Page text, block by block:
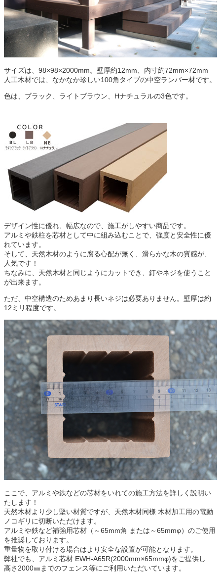
サイズは、 98×98×2000mm。壁厚約12mm、内寸約72mm×72mm
人工木材では、なかなか珍しい100角タイプの中空ランバー材です。
色は、ブラック、ライトブラウン、 Hナチュラルの3色です。
デザイン性に優れ、幅広なので、施工がしやすい商品です。
アルミや鉄柱を芯材として中に組み込むことで、強度と安全性に優
れています。
そして、 天然木材のように腐る心配が無く、滑らかな木の質感が、
人気です！
ちなみに、天然木材と同じようにカットでき、釘やネジを使うこと
が出来ます。
ただ、中空構造のためあまり長いネジは必要ありません。壁厚は約
12 ミリ程度です。
ここで、アルミや鉄などの芯材をいれての施工方法を詳しく説明い
たします！
天然木材より少し堅い材質ですが、天然木材同様 木材加工用の電動
ノコギリに切断いただけます。
アルミや鉄など補強用芯材（～65mm角 または～65mmφ）のご使用
を推奨しております。
重量物を取り付ける場合はより安全な設置が可能となります。
弊社でも、アルミ芯材 EWH-A65R(2000mm×65mmφ)をご提供し
高さ2000㎜までのフェンス等にご利用いただいています。